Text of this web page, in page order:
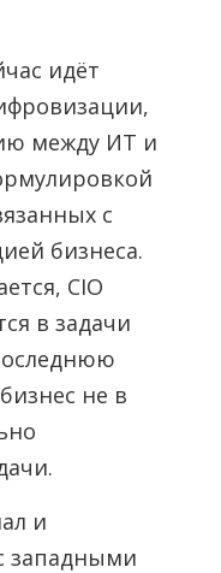
идёт
между ИТ и
с
бизнеса.
CIO
в задачи
не в
и
западными